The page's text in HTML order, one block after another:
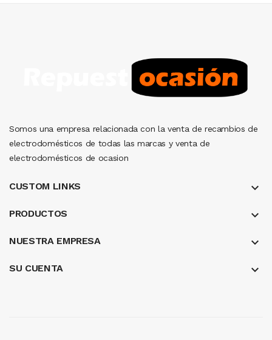
Somos una empresa relacionada con la venta de recambios de
electrodomésticos de todas las marcas y venta de
electrodomésticos de ocasion
CUSTOM LINKS keyboard_arrow_down
PRODUCTOS keyboard_arrow_down
NUESTRA EMPRESA keyboard_arrow_down
SU CUENTA 